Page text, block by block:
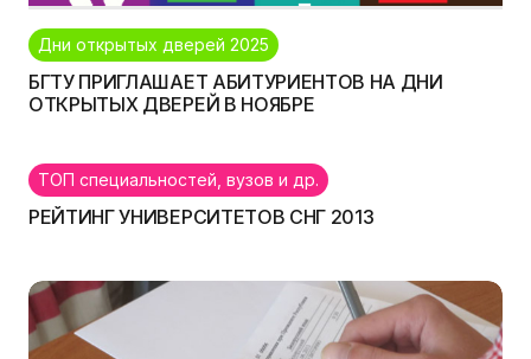
Дни открытых дверей 2025
БГТУ ПРИГЛАШАЕТ АБИТУРИЕНТОВ НА ДНИ
ОТКРЫТЫХ ДВЕРЕЙ В НОЯБРЕ
ТОП специальностей, вузов и др.
РЕЙТИНГ УНИВЕРСИТЕТОВ СНГ 2013